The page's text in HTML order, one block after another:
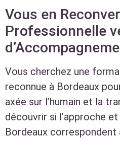
Vous en
Professionnelle
Vous cherchez une
reconnue à Bordeaux
axée sur l’humain et la
découvrir si l’approche
Bordeaux